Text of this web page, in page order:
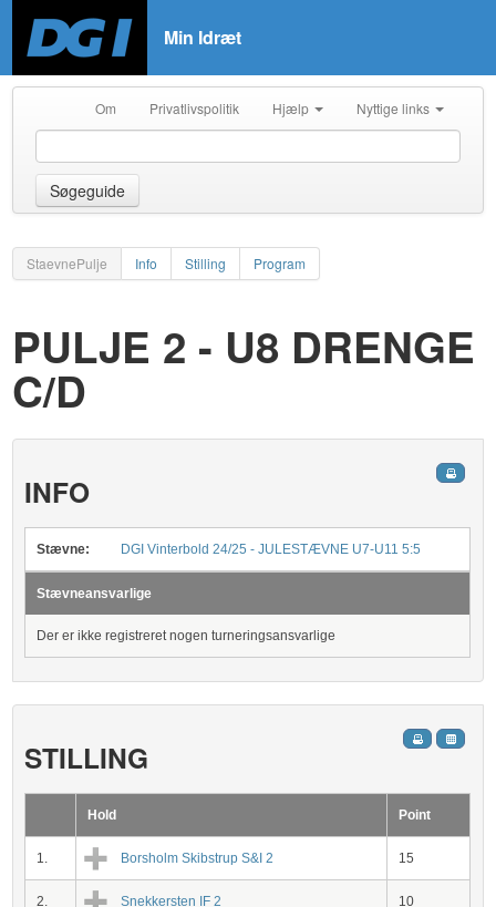
Min Idræt
Om Privatlivspolitik Hjælp Nyttige links
Søgeguide
StaevnePulje Info Stilling Program
PULJE 2 - U8 DRENGE
C/D
INFO
Stævne: DGI Vinterbold 24/25 - JULESTÆVNE U7-U11 5:5
Stævneansvarlige
Der er ikke registreret nogen turneringsansvarlige
STILLING
Hold Point
1. Borsholm Skibstrup S&I 2 15
2. Snekkersten IF 2 10